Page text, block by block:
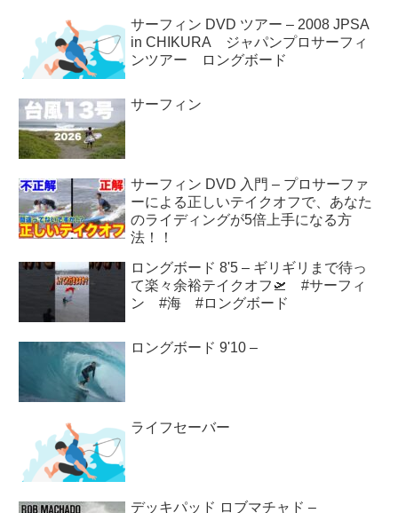
サーフィン DVD ツアー – 2008 JPSA
in CHIKURA ジャパンプロサーフィ
ンツアー ロングボード
サーフィン
サーフィン DVD 入門 – プロサーファ
ーによる正しいテイクオフで、あなた
のライディングが5倍上手になる方
法！！
ロングボード 8'5 – ギリギリまで待っ
て楽々余裕テイクオフ🛫 #サーフィ
ン #海 #ロングボード
ロングボード 9'10 –
ライフセーバー
デッキパッド ロブマチャド –